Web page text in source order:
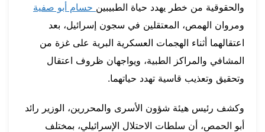
والحقوقية من خطر يهدد حياة الطبيبين حسام أبو صفية
ومروان الهمص، المعتقلين في سجون إسرائيل، بعد
اعتقالهما أثناء الهجمات العسكرية البرية على غزة من
المشافي والمراكز الطبية، ويواجهان ظروف اعتقال
وتحقيق وتعذيب قاسية تهدد حياتهما.
وكشف رئيس هيئة شؤون الأسرى والمحررين، الوزير رائد
أبو الحمص، أن سلطات الاحتلال الإسرائيلي، بمختلف